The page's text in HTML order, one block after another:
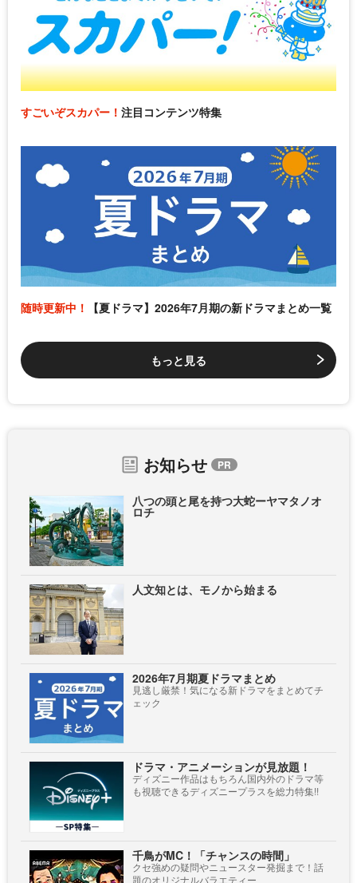
すごいぞスカパー！ 注目コンテンツ特集
随時更新中！ 【夏ドラマ】2026年7月期の新ドラマまとめ一覧
もっと見る
お知らせ
八つの頭と尾を持つ大蛇ーヤマタノオ
ロチ
人文知とは、モノから始まる
2026年7月期夏ドラマまとめ
見逃し厳禁！気になる新ドラマをまとめてチ
ェック
ドラマ・アニメーションが見放題！
ディズニー作品はもちろん国内外のドラマ等
も視聴できるディズニープラスを総力特集!!
千鳥がMC！「チャンスの時間」
クセ強めの疑問やニュースター発掘まで！話
題のオリジナルバラエティー